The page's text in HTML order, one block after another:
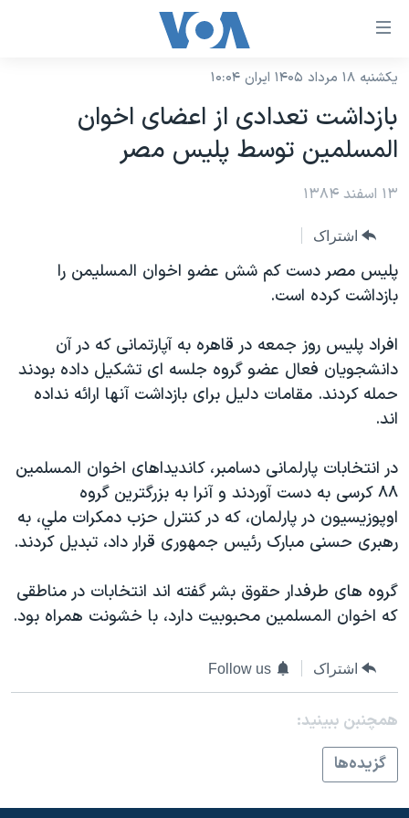
لینکهای
دسترسی
جهش
به
محتوای
اصلی
صفحه
اصلی
جهش
به
جستجو
نسخه سبک وب‌سایت
موضوع ها
ایران
آمریکا
ورزشی
ویژه برنامه‌ها
ویدیوها
حقوق شهروندی
اقتصادی
علم و فناوری
گالری عکس
آرشیو پخش زنده
برنامه های تلویزیونی
جدول برنامه ها
صفحه‌های ویژه
جام جهانی ۲۰۲۶
۲۵۰سالگی آمریکا
بایگانی برنامه‌های تلویزیونی
انتخابات ریاست جمهوری آمریکا ۲۰۲۴
حمله جمهوری اسلامی به اسرائیل
رمز مهسا
اعتراضات زن، زندگی، آزادی
مجموعه مستندهای دادخواهی
دادگاه حمید نوری
چهل سال گروگان‌گیری
قانون شفافیت دارائی کادر رهبری ایران
فرکانس‌های صدای آمریکا
یادگیری زبان انگلیسی
دنبال کنید
زبانهای مختلف
یکشنبه ۱۸ مرداد ۱۴۰۵ ایران ۱۰:۰۴
بازداشت تعدادی از اعضای اخوان
المسلمين توسط پليس مصر
۱۳ اسفند ۱۳۸۴
اشتراک
پليس مصر دست کم شش عضو اخوان المسليمن را
بازداشت کرده است.
افراد پليس روز جمعه در قاهره به آپارتمانی که در آن
دانشجويان فعال عضو گروه جلسه ای تشکيل داده بودند
حمله کردند. مقامات دليل برای بازداشت آنها ارائه نداده
اند.
در انتخابات پارلمانی دسامبر، کانديداهای اخوان المسلمين
۸۸ کرسی به دست آوردند و آنرا به بزرگترين گروه
اوپوزيسيون در پارلمان، که در کنترل حزب دمکرات ملي، به
رهبری حسنی مبارک رئيس جمهوری قرار داد، تبديل کردند.
گروه های طرفدار حقوق بشر گفته اند انتخابات در مناطقی
که اخوان المسلمين محبوبيت دارد، با خشونت همراه بود.
اشتراک Follow us
همچنبن ببینید:
گزيده‌ها